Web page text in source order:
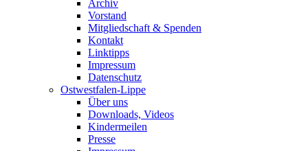
Archiv
Vorstand
Mitgliedschaft & Spenden
Kontakt
Linktipps
Impressum
Datenschutz
Ostwestfalen-Lippe
Über uns
Downloads, Videos
Kindermeilen
Presse